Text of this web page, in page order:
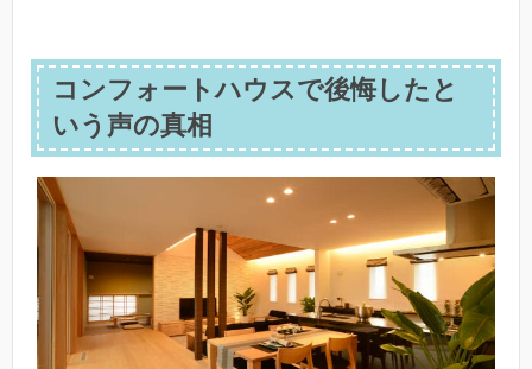
コンフォートハウスで後悔したと
いう声の真相